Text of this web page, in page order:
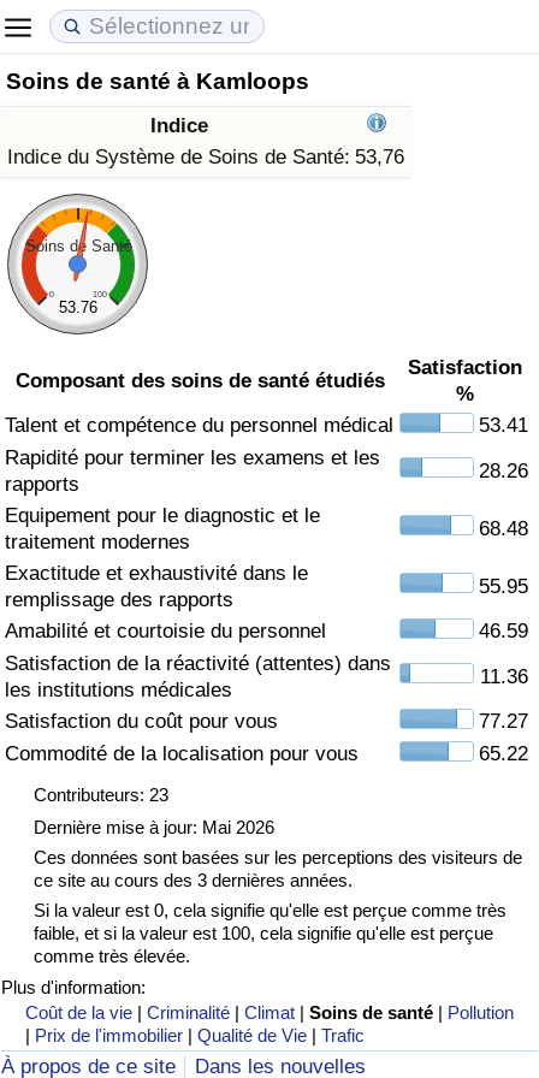
Soins de santé à Kamloops
Indice
Indice du Système de Soins de Santé: 53,76
Soins de Santé
0 100
53.76
Composant des soins de santé étudiés
Satisfaction
%
Talent et compétence du personnel médical
53.41
Rapidité pour terminer les examens et les
rapports
28.26
Equipement pour le diagnostic et le
traitement modernes
68.48
Exactitude et exhaustivité dans le
remplissage des rapports
55.95
Amabilité et courtoisie du personnel
46.59
Satisfaction de la réactivité (attentes) dans
les institutions médicales
11.36
Satisfaction du coût pour vous
77.27
Commodité de la localisation pour vous
65.22
Contributeurs: 23
Dernière mise à jour: Mai 2026
Ces données sont basées sur les perceptions des visiteurs de
ce site au cours des 3 dernières années.
Si la valeur est 0, cela signifie qu'elle est perçue comme très
faible, et si la valeur est 100, cela signifie qu'elle est perçue
comme très élevée.
Plus d'information:
Coût de la vie |Criminalité |Climat |Soins de santé | Pollution
| Prix de l'immobilier |Qualité de Vie |Trafic
À propos de ce site Dans les nouvelles
Coût de la vie
Indice du Coût de la Vie (Actuel)
Indice du Coût de la Vie
Indice du coût de la vie par pays
à Akaba
Prix de l'immobilier
Indice des Prix de l'immobilier (Actuel)
Indice des Prix de l'immobilier
Indice des Prix de l'immobilier par Pays
Qualité de Vie
Indice de Qualité de Vie
Indice de Qualité de Vie (Actuel)
Indice de qualité de vie par pays
Criminalité
Indice de Criminalité (Actuel)
Indice de Criminalité
Indice de criminalité par pays
Soins de santé
Indice des soins de santé (Actuel)
Indice des soins de santé
Indice des soins de santé par Pays
Pollution
Indice de Pollution (Actuel)
Indice de pollution
Indice de Pollution par Pays
Trafic